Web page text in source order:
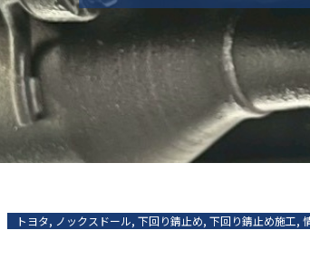
トヨタ, ノックスドール, 下回り錆止め, 下回り錆止め施工,